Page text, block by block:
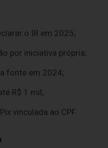
o IR em 2025;
por iniciativa própria;
fonte em 2024;
R$ 1 mil;
vinculada ao CPF.